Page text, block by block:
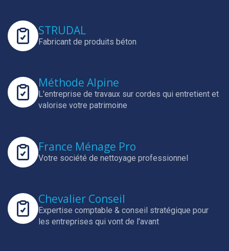
STRUDAL
Fabricant de produits béton
Méthode Alpine
L'entreprise de travaux sur cordes qui entretient et
valorise votre patrimoine
France Ménage Pro
Votre société de nettoyage professionnel
Chevalier Conseil
Expertise comptable & conseil stratégique pour
les entreprises qui vont de l'avant